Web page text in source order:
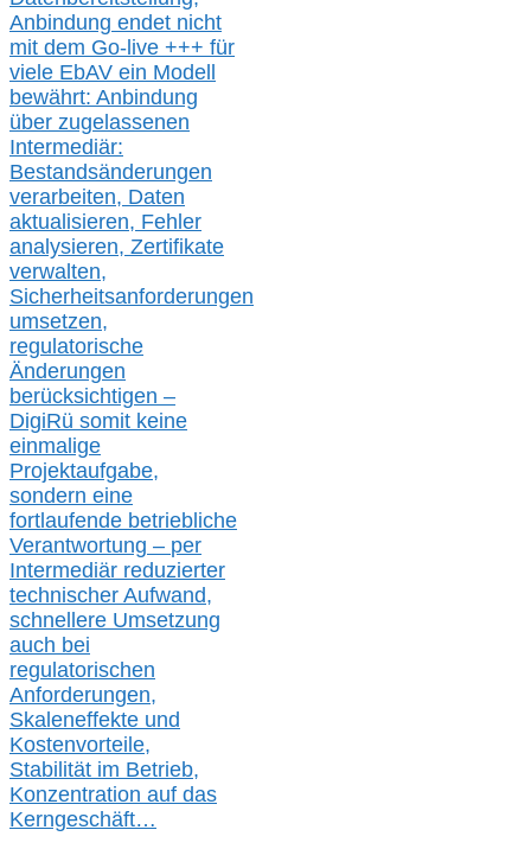
Anbindung endet nicht
mit dem Go-live +++ für
viele EbAV ein Modell
bewährt: Anbindung
über zugelassenen
Intermediär:
Bestandsänderungen
verarbeiten, Daten
aktualisieren, Fehler
analysieren, Zertifikate
verwalten,
Sicherheitsanforderungen
umsetzen,
regulatorische
Änderungen
berücksichtigen –
DigiRü somit keine
einmalige
Projektaufgabe,
sondern eine
fortlaufende betriebliche
Verantwortung – per
Intermediär reduzierter
technischer Aufwand,
schnellere Umsetzung
auch bei
regulatorischen
Anforderungen,
Skaleneffekte und
Kostenvorteile,
Stabilität im Betrieb,
Konzentration auf das
Kerngeschäft…